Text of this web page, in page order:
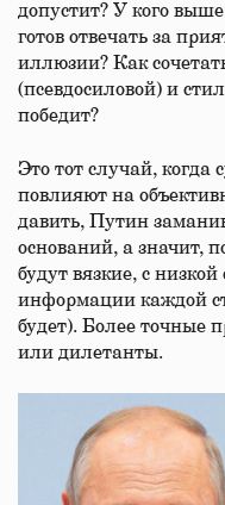
допустит? У кого выше
готов отвечать за
иллюзии? Как
(псевдосиловой) и
победит?
Это тот случай, когда
повлияют на
давить, Путин
оснований, а значит,
будут вязкие, с низкой
информации каждой
будет). Более точные
или дилетанты.